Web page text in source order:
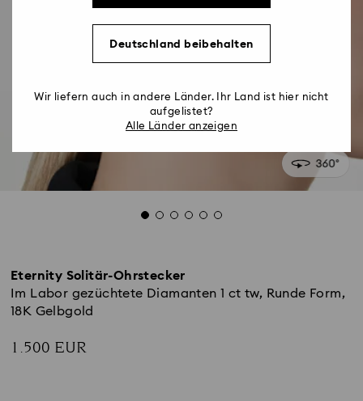
Eternity Solitär-Ohrstecker
Im Labor gezüchtete Diamanten 1 ct tw, Runde Form,
18K Gelbgold
1.500 EUR
Deutschland beibehalten
Wir liefern auch in andere Länder. Ihr Land ist hier nicht
aufgelistet?
Alle Länder anzeigen